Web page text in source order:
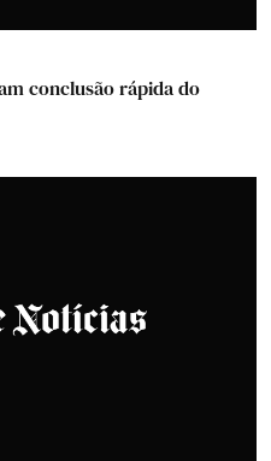
conclusão rápida do